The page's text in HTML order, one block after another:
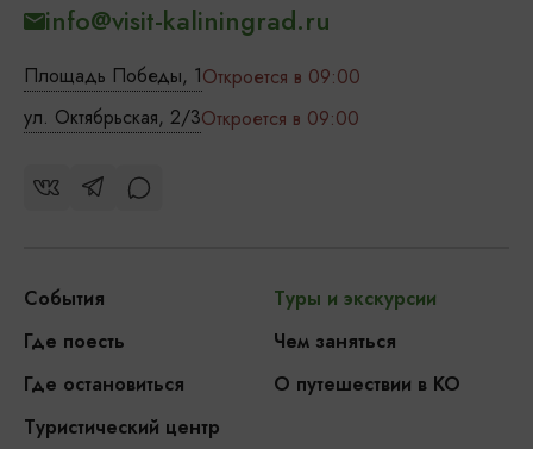
Площадь Победы, 1Откроется в 09:00
ул. Октябрьская, 2/3Откроется в 09:00
info@visit-kaliningrad.ru
События
Туры и экскурсии
Где поесть
Чем заняться
Где остановиться
О путешествии в КО
Туристический центр